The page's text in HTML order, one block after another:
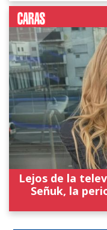
Lejos de la
Señuk, la